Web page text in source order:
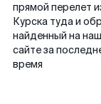
прямой перелет
Курска туда и
найденный на
сайте за
время